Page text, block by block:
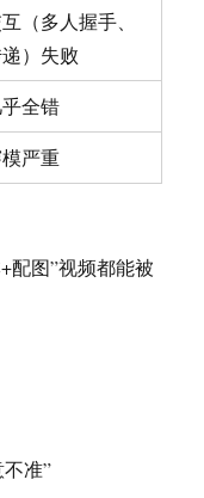
（多人握手、
）失败
全错
严重
配图”视频都能被
准”